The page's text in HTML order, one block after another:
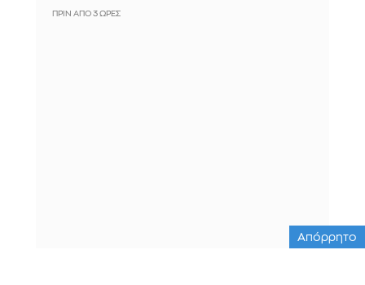
ΠΡΙΝ ΑΠΌ 3 ΏΡΕΣ
Απόρρητο